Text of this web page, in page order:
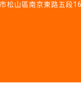
松山區南京東路五段